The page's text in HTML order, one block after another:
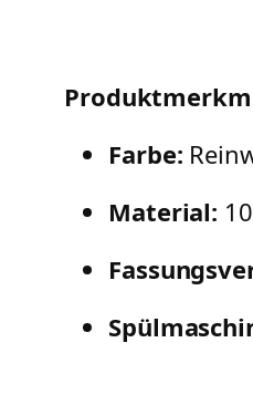
Farbe:
Material: